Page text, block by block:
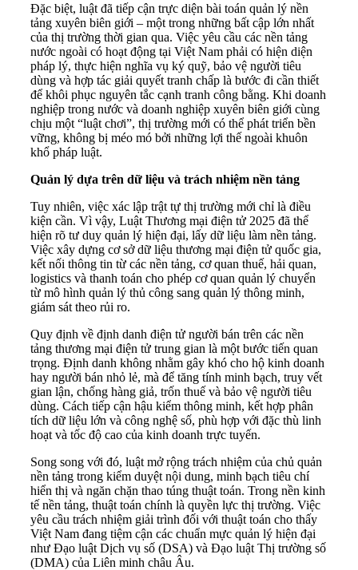
Đặc biệt, luật đã tiếp cận trực diện bài toán quản lý nền
tảng xuyên biên giới – một trong những bất cập lớn nhất
của thị trường thời gian qua. Việc yêu cầu các nền tảng
nước ngoài có hoạt động tại Việt Nam phải có hiện diện
pháp lý, thực hiện nghĩa vụ ký quỹ, bảo vệ người tiêu
dùng và hợp tác giải quyết tranh chấp là bước đi cần thiết
để khôi phục nguyên tắc cạnh tranh công bằng. Khi doanh
nghiệp trong nước và doanh nghiệp xuyên biên giới cùng
chịu một “luật chơi”, thị trường mới có thể phát triển bền
vững, không bị méo mó bởi những lợi thế ngoài khuôn
khổ pháp luật.
Quản lý dựa trên dữ liệu và trách nhiệm nền tảng
Tuy nhiên, việc xác lập trật tự thị trường mới chỉ là điều
kiện cần. Vì vậy, Luật Thương mại điện tử 2025 đã thể
hiện rõ tư duy quản lý hiện đại, lấy dữ liệu làm nền tảng.
Việc xây dựng cơ sở dữ liệu thương mại điện tử quốc gia,
kết nối thông tin từ các nền tảng, cơ quan thuế, hải quan,
logistics và thanh toán cho phép cơ quan quản lý chuyển
từ mô hình quản lý thủ công sang quản lý thông minh,
giám sát theo rủi ro.
Quy định về định danh điện tử người bán trên các nền
tảng thương mại điện tử trung gian là một bước tiến quan
trọng. Định danh không nhằm gây khó cho hộ kinh doanh
hay người bán nhỏ lẻ, mà để tăng tính minh bạch, truy vết
gian lận, chống hàng giả, trốn thuế và bảo vệ người tiêu
dùng. Cách tiếp cận hậu kiểm thông minh, kết hợp phân
tích dữ liệu lớn và công nghệ số, phù hợp với đặc thù linh
hoạt và tốc độ cao của kinh doanh trực tuyến.
Song song với đó, luật mở rộng trách nhiệm của chủ quản
nền tảng trong kiểm duyệt nội dung, minh bạch tiêu chí
hiển thị và ngăn chặn thao túng thuật toán. Trong nền kinh
tế nền tảng, thuật toán chính là quyền lực thị trường. Việc
yêu cầu trách nhiệm giải trình đối với thuật toán cho thấy
Việt Nam đang tiệm cận các chuẩn mực quản lý hiện đại
như Đạo luật Dịch vụ số (DSA) và Đạo luật Thị trường số
(DMA) của Liên minh châu Âu.